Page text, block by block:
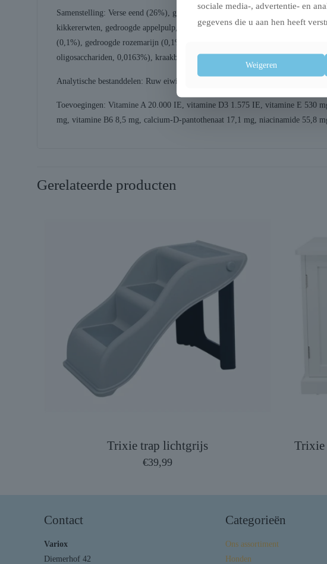
Samenstelling: Verse eend (26%), gele erwten, gehydrolyseerd fazanteiwit
kikkererwten, gedroogde appelpulp, lijnzaad, pompoen, zalmolie (1%),
(0,1%), gedroogde rozemarijn (0,1%), gedroogde cranberries (0,1%),
oligosacchariden, 0,0163%), kraakbeenextract (bron van chondroïtine,
Analytische bestanddelen: Ruw eiwit 34,0%, ruw vet 17,0%, vocht 10,0%,
Toevoegingen: Vitamine A 20.000 IE, vitamine D3 1.575 IE, vitamine E 530
mg, vitamine B6 8,5 mg, calcium-D-pantothenaat 17,1 mg, niacinamide 55,8
Gerelateerde producten
Trixie trap lichtgrijs
€39,99
Trixie
Contact
Variox
Diemerhof 42
Categorieën
Ons assortiment
Honden
sociale media-, advertentie- en
gegevens die u aan hen heeft
Weigeren